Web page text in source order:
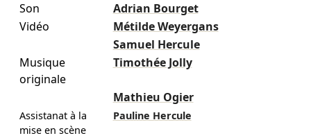
Son
Adrian Bourget
Vidéo
Métilde Weyergans
Samuel Hercule
Musique
originale
Timothée Jolly
Mathieu Ogier
Assistanat à la
mise en scène
Pauline Hercule